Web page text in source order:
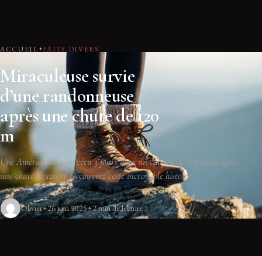
ACCUEIL FAITS DIVERS
Miraculeuse survie
d’une randonneuse
après une chute de 120
m
Une Américaine a survécu 3 jours dans un canyon de l'Arizona après
une chute de 120 m. Découvrez cette incroyable histoire.
Olivier 26 juin 2025 2 min de lecture